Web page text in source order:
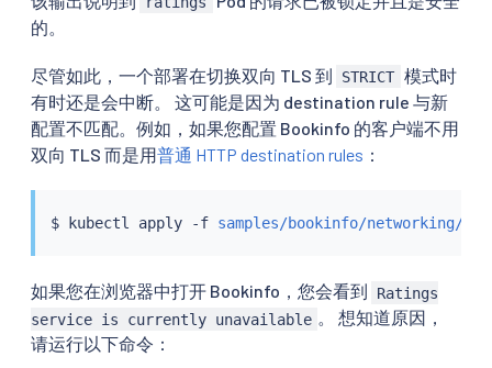
的。
尽管如此，一个部署在切换双向 TLS 到 STRICT 模式时
有时还是会中断。 这可能是因为 destination rule 与新
配置不匹配。例如，如果您配置 Bookinfo 的客户端不用
双向 TLS 而是用普通 HTTP destination rules ：
$ kubectl apply -f samples/bookinfo/networking/
如果您在浏览器中打开 Bookinfo，您会看到
Ratings
service is currently unavailable 。 想知道原因，
请运行以下命令：